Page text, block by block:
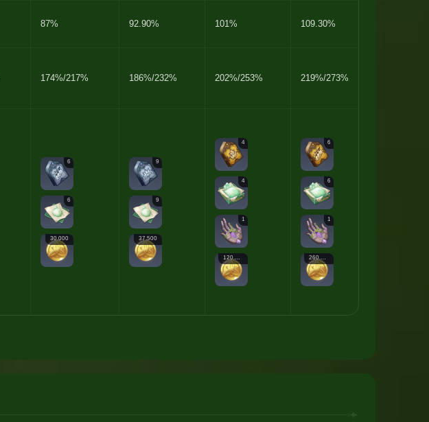
87% 92.90% 101% 109.30%
174%/217% 186%/232% 202%/253% 219%/273%
6
6
30.000
9
9
37.500
4
4
1
120.000
6
6
1
260.000